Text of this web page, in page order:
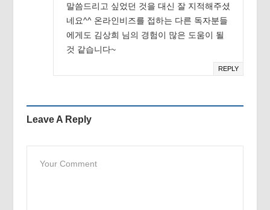
말씀드리고 싶었던 것을 대신 잘 지적해주셨
네요^^ 온라인비즈를 접하는 다른 독자분들
에게도 김상희 님의 경험이 많은 도움이 될
것 같습니다~
REPLY
Leave A Reply